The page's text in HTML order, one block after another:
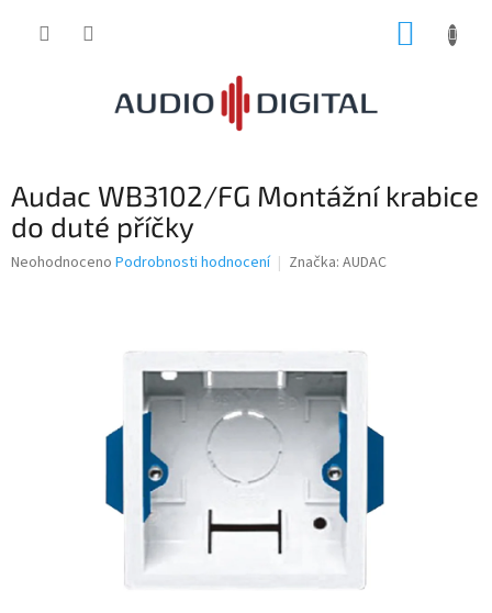
Audac WB3102/FG Montážní krabice
do duté příčky
Průměrné
Neohodnoceno Podrobnosti hodnocení Značka: AUDAC